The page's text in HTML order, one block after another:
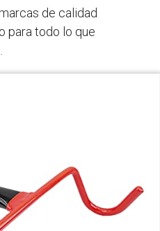
de calidad
para todo lo que